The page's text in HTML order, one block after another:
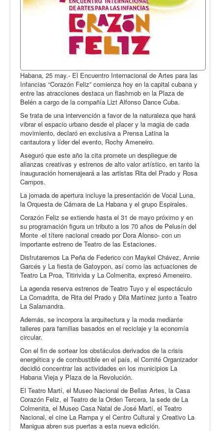
Habana, 25 may.- El Encuentro Internacional de Artes para las
Infancias “Corazón Feliz” comienza hoy en la capital cubana y
entre las atracciones destaca un flashmob en la Plaza de
Belén a cargo de la compañía Lizt Alfonso Dance Cuba.
Se trata de una intervención a favor de la naturaleza que hará
vibrar el espacio urbano desde el placer y la magia de cada
movimiento, declaró en exclusiva a Prensa Latina la
cantautora y líder del evento, Rochy Ameneiro.
Aseguró que este año la cita promete un despliegue de
alianzas creativas y estrenos de alto valor artístico, en tanto la
inauguración homenajeará a las artistas Rita del Prado y Rosa
Campos.
La jornada de apertura incluye la presentación de Vocal Luna,
la Orquesta de Cámara de La Habana y el grupo Espirales.
Corazón Feliz se extiende hasta el 31 de mayo próximo y en
su programación figura un tributo a los 70 años de Pelusín del
Monte -el títere nacional creado por Dora Alonso- con un
importante estreno de Teatro de las Estaciones.
Disfrutaremos La Peña de Federico con Maykel Chávez, Annie
Garcés y La fiesta de Gatoypon, así como las actuaciones de
Teatro La Proa, Titirivida y La Colmenita, expresó Ameneiro.
La agenda reserva estrenos de Teatro Tuyo y el espectáculo
La Comadrita, de Rita del Prado y Dila Martínez junto a Teatro
La Salamandra.
Además, se incorpora la arquitectura y la moda mediante
talleres para familias basados en el reciclaje y la economía
circular.
Con el fin de sortear los obstáculos derivados de la crisis
energética y de combustible en el país, el Comité Organizador
decidió concentrar las actividades en los municipios La
Habana Vieja y Plaza de la Revolución.
El Teatro Martí, el Museo Nacional de Bellas Artes, la Casa
Corazón Feliz, el Teatro de la Orden Tercera, la sede de La
Colmenita, el Museo Casa Natal de José Martí, el Teatro
Nacional, el cine La Rampa y el Centro Cultural y Creativo La
Manigua abren sus puertas a esta nueva edición.